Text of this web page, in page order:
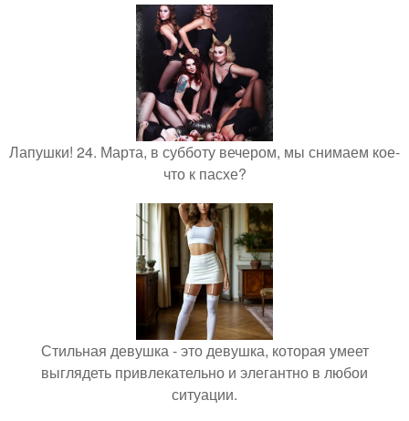
Лапушки! 24. Марта, в субботу вечером, мы снимаем кое-
что к пасхе?
Стильная девушка - это девушка, которая умеет
выглядеть привлекательно и элегантно в любои
ситуации.